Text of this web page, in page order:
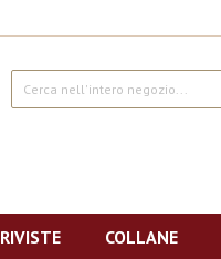
Cerca
RIVISTE COLLANE